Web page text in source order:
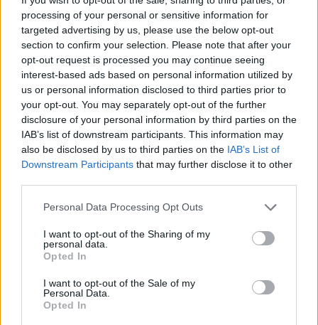
processing of your personal or sensitive information for
targeted advertising by us, please use the below opt-out
section to confirm your selection. Please note that after your
opt-out request is processed you may continue seeing
interest-based ads based on personal information utilized by
us or personal information disclosed to third parties prior to
your opt-out. You may separately opt-out of the further
disclosure of your personal information by third parties on the
IAB’s list of downstream participants. This information may
also be disclosed by us to third parties on the IAB’s List of
Downstream Participants that may further disclose it to other
Personal Data Processing Opt Outs
I want to opt-out of the Sharing of my
personal data.
Opted In
I want to opt-out of the Sale of my
Personal Data.
Opted In
mesaj emotionant
Stefan Banica
Cum au supraviețuit cinci
Țopescu. „Au fost băieți
deștepți și au spart un sac cu
Articolul următor
Se mai întoarce un fugar:
Dragoș Săvulescu, playboy-ul
din „rețeaua Mazăre-Borcea”.
A plecat din SUA, s-a predat
Redacţia